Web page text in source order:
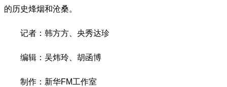
的历史烽烟和沧桑。
记者：韩方方、央秀达珍
编辑：吴炜玲、胡函博
制作：新华FM工作室